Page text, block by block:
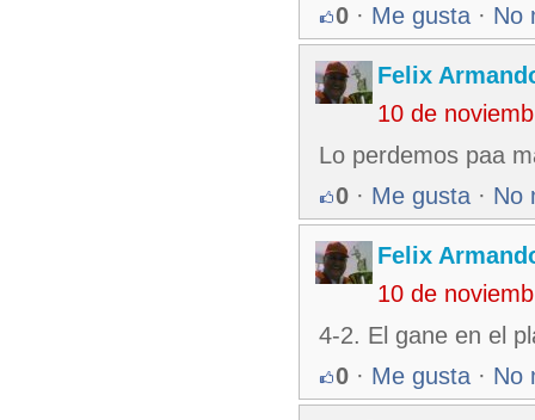
0 · Me gusta · No
Felix
10 de
Lo perdemos paa
0 · Me gusta · No
Felix
10 de
4-2. El gane en el
0 · Me gusta · No